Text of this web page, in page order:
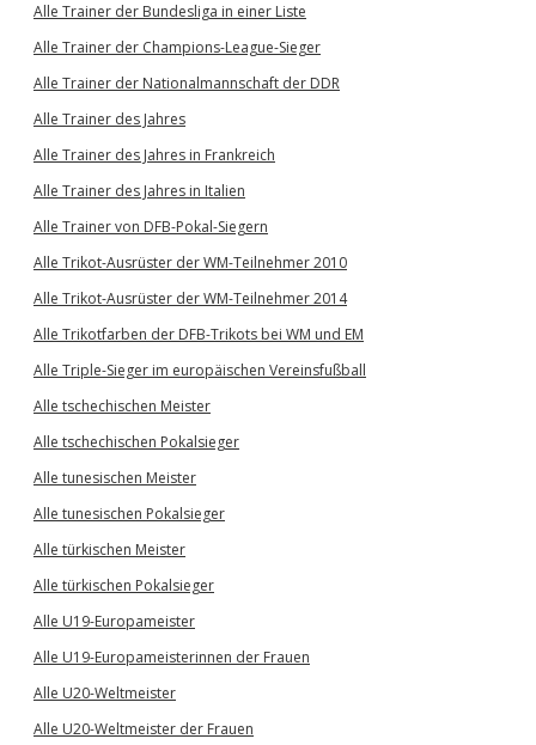
Alle Trainer der Bundesliga in einer Liste
Alle Trainer der Champions-League-Sieger
Alle Trainer der Nationalmannschaft der DDR
Alle Trainer des Jahres
Alle Trainer des Jahres in Frankreich
Alle Trainer des Jahres in Italien
Alle Trainer von DFB-Pokal-Siegern
Alle Trikot-Ausrüster der WM-Teilnehmer 2010
Alle Trikot-Ausrüster der WM-Teilnehmer 2014
Alle Trikotfarben der DFB-Trikots bei WM und EM
Alle Triple-Sieger im europäischen Vereinsfußball
Alle tschechischen Meister
Alle tschechischen Pokalsieger
Alle tunesischen Meister
Alle tunesischen Pokalsieger
Alle türkischen Meister
Alle türkischen Pokalsieger
Alle U19-Europameister
Alle U19-Europameisterinnen der Frauen
Alle U20-Weltmeister
Alle U20-Weltmeister der Frauen